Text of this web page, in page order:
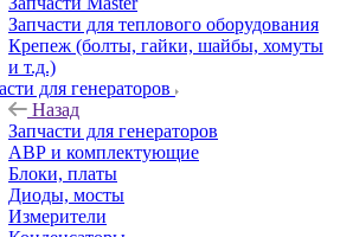
Запчасти для теплового оборудования
Крепеж (болты, гайки, шайбы, хомуты
и т.д.)
для генераторов
Назад
Запчасти для генераторов
АВР и комплектующие
Блоки, платы
Диоды, мосты
Измерители